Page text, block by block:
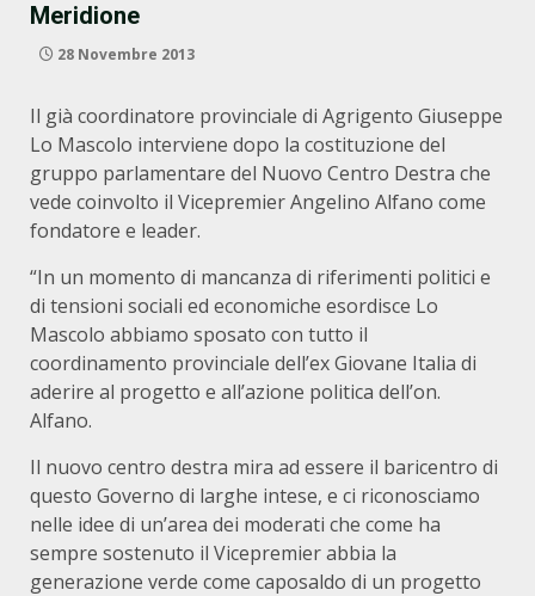
Meridione
28 Novembre 2013
Il già coordinatore provinciale di Agrigento Giuseppe
Lo Mascolo interviene dopo la costituzione del
gruppo parlamentare del Nuovo Centro Destra che
vede coinvolto il Vicepremier Angelino Alfano come
fondatore e leader.
“In un momento di mancanza di riferimenti politici e
di tensioni sociali ed economiche esordisce Lo
Mascolo abbiamo sposato con tutto il
coordinamento provinciale dell’ex Giovane Italia di
aderire al progetto e all’azione politica dell’on.
Alfano.
Il nuovo centro destra mira ad essere il baricentro di
questo Governo di larghe intese, e ci riconosciamo
nelle idee di un’area dei moderati che come ha
sempre sostenuto il Vicepremier abbia la
generazione verde come caposaldo di un progetto